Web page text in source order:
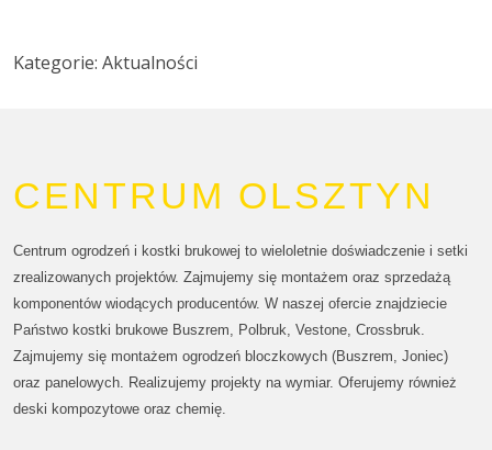
Kategorie: Aktualności
CENTRUM OLSZTYN
Centrum ogrodzeń i kostki brukowej to wieloletnie doświadczenie i setki
zrealizowanych projektów. Zajmujemy się montażem oraz sprzedażą
komponentów wiodących producentów. W naszej ofercie znajdziecie
Państwo kostki brukowe Buszrem, Polbruk, Vestone, Crossbruk.
Zajmujemy się montażem ogrodzeń bloczkowych (Buszrem, Joniec)
oraz panelowych. Realizujemy projekty na wymiar. Oferujemy również
deski kompozytowe oraz chemię.